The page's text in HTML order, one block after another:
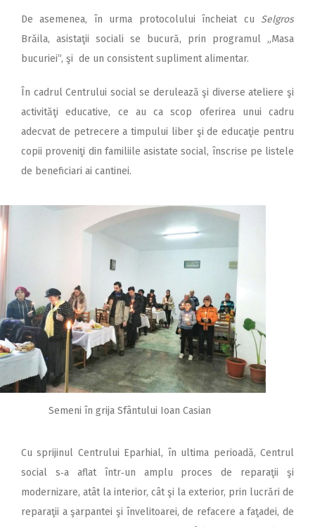
De asemenea, în urma protocolului încheiat cu Selgros
Brăila, asistaţii sociali se bucură, prin programul „Masa
bucuriei“, şi de un consistent supliment alimentar.
În cadrul Centrului so­cial se derulează şi diverse ateliere şi
activităţi edu­cative, ce au ca scop oferirea unui cadru
adecvat de petrecere a timpului liber şi de educaţie pentru
copii proveniţi din familiile asistate social, înscrise pe listele
de beneficiari ai cantinei.
Semeni în grija Sfântului Ioan Casian
Cu sprijinul Centrului Eparhial, în ultima perioadă, Centrul
social s‑a aflat într‑un amplu proces de reparaţii şi
modernizare, atât la interior, cât şi la exterior, prin lucrări de
reparaţii a şarpantei şi învelitoarei, de refacere a faţadei, de